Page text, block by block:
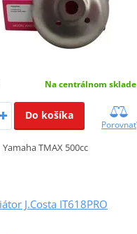
Na centrálnom sklade
Do košíka
Porovnať
Yamaha TMAX 500cc
J.Costa IT618PRO